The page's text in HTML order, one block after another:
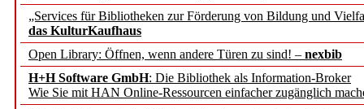
„Services für Bibliotheken zur Förderung von Bildung und
das KulturKaufhaus
Open Library: Öffnen, wenn andere Türen zu sind! – nexbib
H+H Software GmbH: Die Bibliothek als Information-Broker
Wie Sie mit HAN Online-Ressourcen einfacher zugänglich
Mohr Siebeck
und die Zeitschrift für